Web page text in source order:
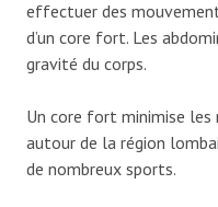
effectuer des
d’un core fort. Les
gravité du corps.
Un core fort minimise les
autour de la région
de nombreux sports.